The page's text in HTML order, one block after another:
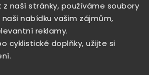
naší stránky, používáme soubory
nabídku vašim zájmům,
reklamy.
cyklistické doplňky, užijte si